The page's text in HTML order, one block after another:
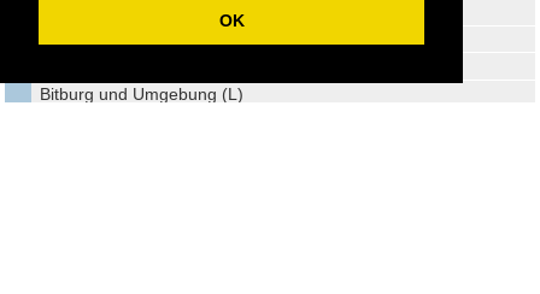
OK
Saarbrücken und Umgebung (I)
Bitburg und Umgebung (L)